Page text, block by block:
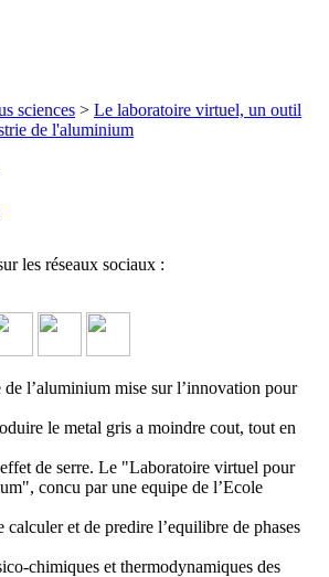
sciences > Le laboratoire virtuel, un outil
de l'aluminium
les réseaux sociaux :
de l’aluminium mise sur l’innovation pour
le metal gris a moindre cout, tout en
de serre. Le "Laboratoire virtuel pour
concu par une equipe de l’Ecole
et de predire l’equilibre de phases
chimiques et thermodynamiques des